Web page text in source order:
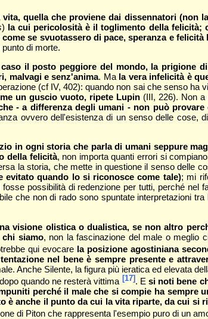
quella che proviene dai dissennatori (non
) la cui pericolosità è il toglimento della felicità;
come se svuotassero di pace, speranza e
di morte.
il posto peggiore del mondo, la prigione
malvagi e senz'anima. Ma la vera infelicità è
(cf IV, 402): quando non sai che senso ha
un guscio vuoto, ripete Lupin (III, 226). Non a
- a differenza degli umani - non può
ovvero dell'esistenza di un senso delle cose,
in ogni storia che parla di umani seppure
della felicità, non importa quanti errori si
la storia, che mette in questione il senso delle
evitato quando lo si riconosce come tale); mi
possibilità di redenzione per tutti, perché nel
che non di rado sono spuntate interpretazioni
visione olistica o dualistica, se non altro
siamo, non la fascinazione del male o meglio
qui evocare la posizione agostiniana
nel bene è sempre presente e
Anche Silente, la figura più ieratica ed elevata
quando ne resterà vittima [17]. Esi noti bene
perché il male che si compie ha sempre
è anche il punto da cui la vita riparte, da cui si
di Piton che rappresenta l'esempio puro di un